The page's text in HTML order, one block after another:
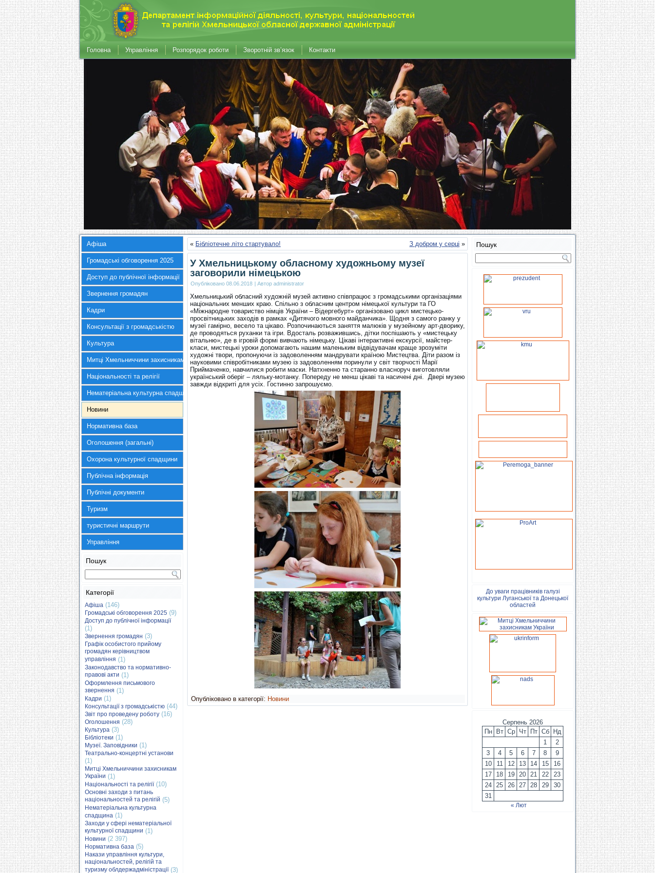
Головна Управління Розпорядок роботи Зворотній зв’язок Контакти
Афіша
Громадські обговорення 2025
Доступ до публічної інформації
Звернення громадян
Кадри
Консультації з громадськістю
Культура
Митці Хмельниччини захисникам України
Національності та релігії
Нематеріальна культурна спадщина
Новини
Нормативна база
Оголошення (загальні)
Охорона культурної спадщини
Публічна інформація
Публічні документи
Туризм
туристичні маршрути
Управління
Пошук
Категорії
Афіша (146)
Громадські обговорення 2025 (9)
Доступ до публічної інформації
(1)
Звернення громадян (3)
Графік особистого прийому
громадян керівництвом
управління (1)
Законодавство та нормативно-
правові акти (1)
Оформлення письмового
звернення (1)
Кадри (1)
Консультації з громадськістю (44)
Звіт про проведену роботу (16)
Оголошення (28)
Культура (3)
Бібліотеки (1)
Музеї. Заповідники (1)
Театрально-концертні установи
(1)
Митці Хмельниччини захисникам
України (1)
Національності та релігії(10)
Основні заходи з питань
національностей та релігій (5)
Нематеріальна культурна
спадщина (1)
Заходи у сфері нематеріальної
культурної спадщини (1)
Новини (2 397)
Нормативна база (5)
Накази управління культури,
національностей, релігій та
туризму облдержадміністрації(3)
« Бібліотечне літо стартувало! З добром у серці »
У Хмельницькому обласному художньому музеї
заговорили німецькою
Опубліковано 08.06.2018 | Автор administrator
Хмельницький обласний художній музей активно співпрацює з громадськими організаціями
національних менших краю. Спільно з обласним центром німецької культури та ГО
«Міжнародне товариство німців України – Відергебурт» організовано цикл мистецько-
просвітницьких заходів в рамках «Дитячого мовного майданчика». Щодня з самого ранку у
музеї гамірно, весело та цікаво. Розпочинаються заняття малюків у музейному арт-дворику,
де проводяться руханки та ігри. Вдосталь розважившись, дітки поспішають у «мистецьку
вітальню», де в ігровій формі вивчають німецьку. Цікаві інтерактивні екскурсії, майстер-
класи, мистецькі уроки допомагають нашим маленьким відвідувачам краще зрозуміти
художні твори, пропонуючи із задоволенням мандрувати країною Мистецтва. Діти разом із
науковими співробітниками музею із задоволенням поринули у світ творчості Марії
Приймаченко, навчилися робити маски. Натхненно та старанно власноруч виготовляли
український оберіг – ляльку-мотанку. Попереду не менш цікаві та насичені дні. Двері музею
завжди відкриті для усіх. Гостинно запрошуємо.
Опубліковано в категорії: Новини
Пошук
До уваги працівників галузі
культури Луганської та Донецької
областей
Серпень 2026
Пн
Вт Ср Чт Пт Сб
Нд
1
2
3
4 5 6 7 8
9
10
11 12 13 14 15
16
17
18 19 20 21 22
23
24
25 26 27 28 29
30
31
« Лют